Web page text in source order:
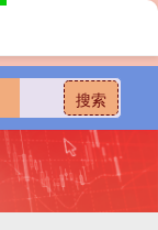
搜索